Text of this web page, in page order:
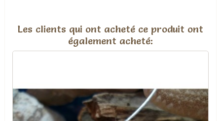
Les clients qui ont acheté ce produit ont
également acheté: